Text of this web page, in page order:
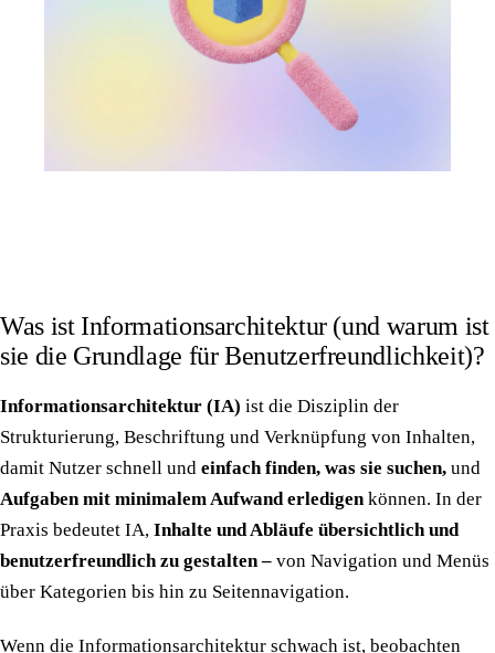
Was ist Informationsarchitektur (und warum ist
sie die Grundlage für Benutzerfreundlichkeit)?
Informationsarchitektur (IA) ist die Disziplin der
Strukturierung, Beschriftung und Verknüpfung von Inhalten,
damit Nutzer schnell und einfach finden, was sie suchen, und
Aufgaben mit minimalem Aufwand erledigenkönnen. In der
Praxis bedeutet IA, Inhalte und Abläufe übersichtlich und
benutzerfreundlich zu gestalten – von Navigation und Menüs
über Kategorien bis hin zu Seitennavigation.
Wenn die Informationsarchitektur schwach ist, beobachten